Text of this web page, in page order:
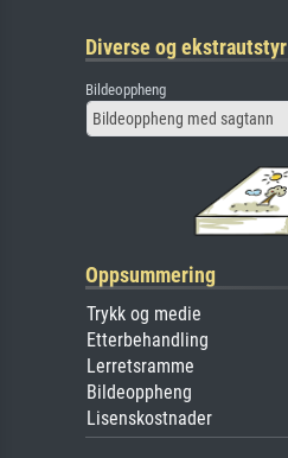
Diverse og ekstrautstyr
Bildeoppheng
Bildeoppheng med sagtann
Oppsummering
Trykk og medie
Etterbehandling
Lerretsramme
Bildeoppheng
Lisenskostnader